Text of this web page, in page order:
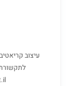
עיצוב